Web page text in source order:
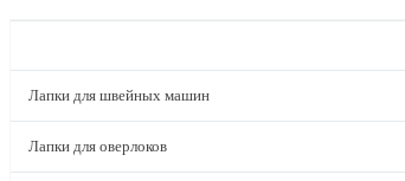
Лапки для швейных машин
Лапки для оверлоков